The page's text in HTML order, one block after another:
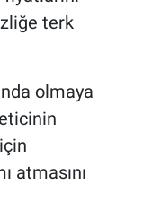
terk
olmaya
atmasını